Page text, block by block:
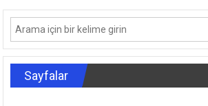
Sayfalar